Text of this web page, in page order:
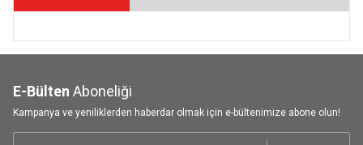
E-Bülten Aboneliği
Kampanya ve yeniliklerden haberdar olmak için e-bültenimize abone olun!